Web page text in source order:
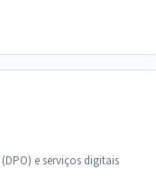
e serviços digitais